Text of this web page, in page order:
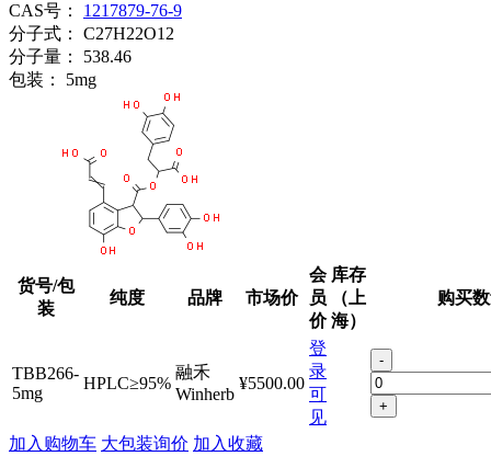
CAS号：
1217879-76-9
分子式：
C27H22O12
分子量：
538.46
包装：
5mg
货号/包
装
纯度 品牌 市场价
会
员
价
库存
（上
海）
购买
TBB266-
5mg
HPLC≥95%
融禾
Winherb
¥5500.00
登
录
可
见
-
+
加入购物车 大包装询价 加入收藏